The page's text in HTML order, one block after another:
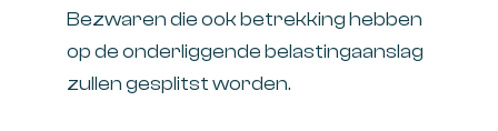
Bezwaren die ook betrekking hebben
op de onderliggende belastingaanslag
zullen gesplitst worden.